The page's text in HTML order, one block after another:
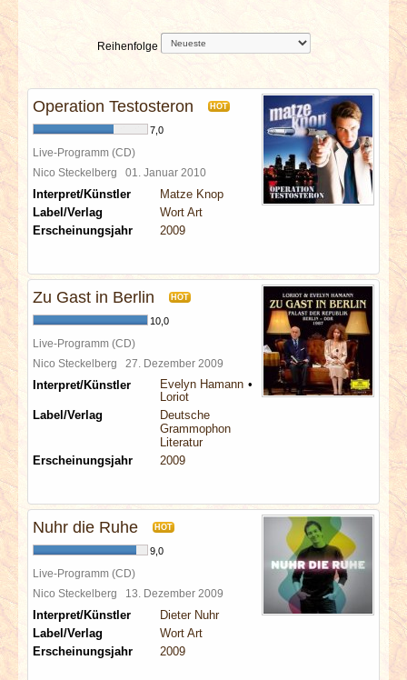
SPECIALS
REDAKTION
LINKS
Reihenfolge
Operation Testosteron HOT
7,0
Live-Programm (CD)
Nico Steckelberg 01. Januar 2010
Interpret/Künstler
Matze Knop
Label/Verlag
Wort Art
Erscheinungsjahr
2009
Zu Gast in Berlin HOT
10,0
Live-Programm (CD)
Nico Steckelberg 27. Dezember 2009
Interpret/Künstler
Evelyn Hamann
Loriot
Label/Verlag
Deutsche
Grammophon
Literatur
Erscheinungsjahr
2009
Nuhr die Ruhe HOT
9,0
Live-Programm (CD)
Nico Steckelberg 13. Dezember 2009
Interpret/Künstler
Dieter Nuhr
Label/Verlag
Wort Art
Erscheinungsjahr
2009